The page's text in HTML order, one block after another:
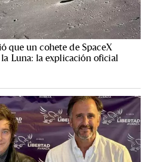
que un cohete de SpaceX
Luna: la explicación oficial